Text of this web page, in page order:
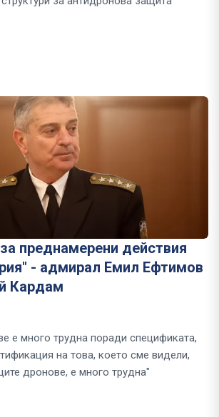
преднамерени действия
- адмирал Емил Ефтимов
Кардам
е много трудна поради спецификата,
на това, което сме видели,
дронове, е много трудна"